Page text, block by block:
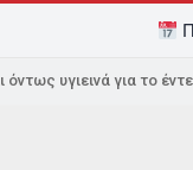
υγιεινά για το